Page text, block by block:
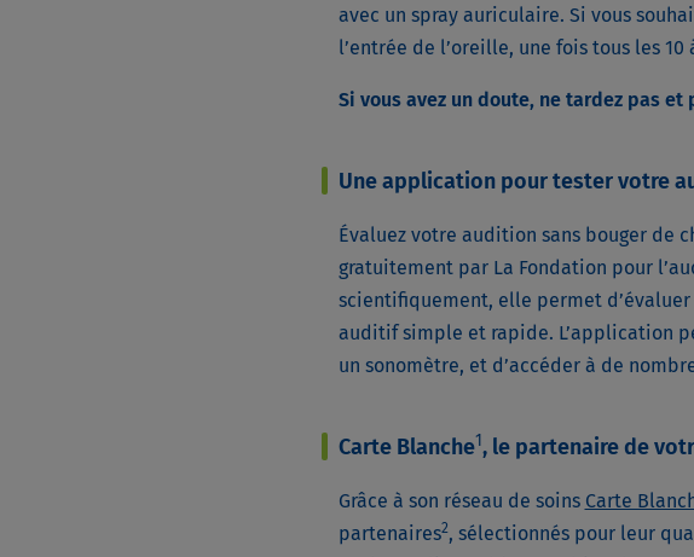
avec un spray auriculaire. Si vous
l’entrée de l’oreille, une fois tous les 10
Si vous avez un doute, ne tardez pas
Une application pour tester votre
Évaluez votre audition sans bouger de
gratuitement par La Fondation pour
scientifiquement, elle permet
auditif simple et rapide. L’application
un sonomètre, et d’accéder à de
Carte Blanche1, le partenaire de
Grâce à son réseau de soins Carte
partenaires2, sélectionnés pour leur